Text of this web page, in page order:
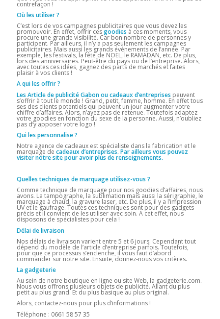
contrefaçon !
Où les utiliser ?
C’est lors de vos campagnes publicitaires que vous devez les
promouvoir. En effet, offrir cesgoodies à ces moments, vous
procure une grande visibilité. Car bon nombre de personnes y
participent. Par ailleurs, il n’y a pas seulement les campagnes
publicitaires. Mais aussi les grands évènements de l’année. Par
exemple, les festivals, la fête de NOEL, le RAMADAN, etc. De plus,
lors des anniversaires. Peut-être du pays ou de l’entreprise. Alors,
avec toutes ces idées, gagnez des parts de marchés et faites
plaisir à vos clients !
A qui les offrir ?
Les Article de publicité Gabon ou cadeaux d’entreprises peuvent
s’offrir à tout le monde ! Grand, petit, femme, homme. En effet tous
ses des clients potentiels qui peuvent un jour augmenter votre
chiffre d’affaires. Alors, n’ayez pas de retenue. Toutefois adaptez
votre goodies en fonction du sexe de la personne. Aussi, n’oubliez
pas d’y apposer votre logo !
Qui les personnalise ?
Notre agence de cadeaux est spécialiste dans la fabrication et le
marquage de cadeaux d’entreprises. Par ailleurs vous pouvez
visiter notre site pour avoir plus de renseignements.
Quelles techniques de marquage utilisez-vous ?
Comme technique de marquage pour nos goodies d’affaires, nous
avons. La tampographe, la sublimation mais aussi la sérigraphie, le
marquage à chaud, la gravure laser, etc. De plus, il y a l’impression
UV et le gaufrage. Toutes ces techniques sont pour des gadgets
précis et il convient de les utiliser avec soin. A cet effet, nous
disposons de spécialistes pour cela !
Délai de livraison
Nos délais de livraison varient entre 5 et 6 jours. Cependant tout
dépend du modèle de l’article d’entreprise parfois. Toutefois,
pour que ce processus s’enclenche, il vous faut d’abord
commander sur notre site. Ensuite, donnez-nous vos critères.
La gadgeterie
Au sein de notre boutique en ligne ou site Web, la gadgeterie.com.
Nous vous offrons plusieurs objets de publicité. Allant du plus
petit au plus grand. Et du plus basique au plus original.
Alors, contactez-nous pour plus d’informations !
Téléphone : 0661 58 57 35